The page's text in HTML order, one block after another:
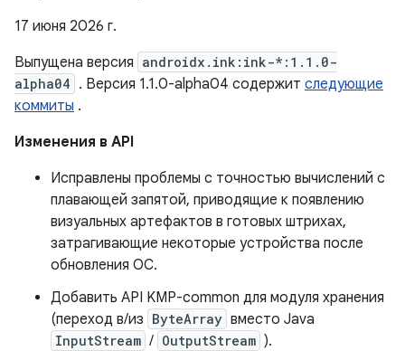
17 июня 2026 г.
Выпущена версия androidx.ink:ink-*:1.1.0-
alpha04 . Версия 1.1.0-alpha04 содержит следующие
коммиты .
Изменения в API
Исправлены проблемы с точностью вычислений с
плавающей запятой, приводящие к появлению
визуальных артефактов в готовых штрихах,
затрагивающие некоторые устройства после
обновления ОС.
Добавить API KMP-common для модуля хранения
(переход в/из ByteArray вместо Java
InputStream / OutputStream ).